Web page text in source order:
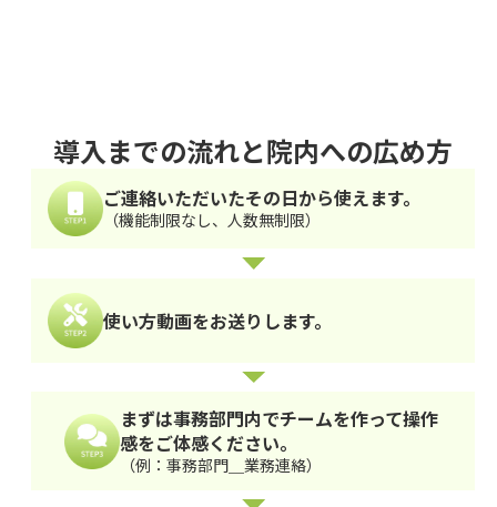
導入までの流れと院内への広め方
ご連絡いただいたその日から使えます。
（機能制限なし、人数無制限）
使い方動画をお送りします。
まずは事務部門内でチームを作って操作
感をご体感ください。
（例：事務部門＿業務連絡）